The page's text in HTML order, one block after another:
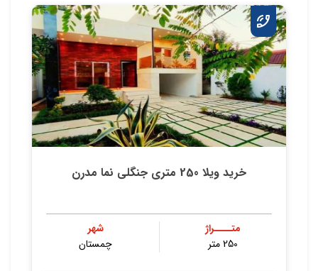
خرید ویلا 250 متری جنگلی نما مدرن
متــــراژ
250 متر
شهر
چمستان